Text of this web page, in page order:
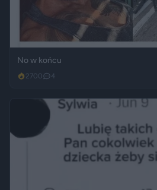
No w końcu
2700 4